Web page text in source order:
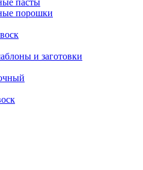
пасты
порошки
и заготовки